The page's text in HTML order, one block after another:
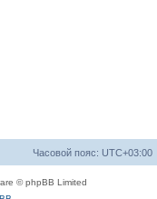
Часовой пояс: UTC+03:00
© phpBB Limited